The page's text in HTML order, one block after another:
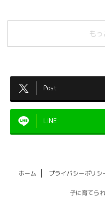
も
Post
LINE
ホーム プライバシーポリシ
子に育てら